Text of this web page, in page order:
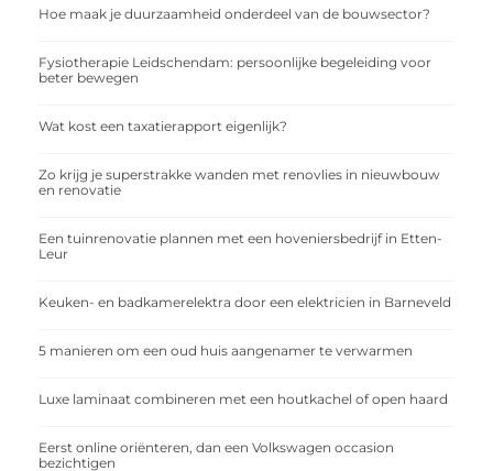
Hoe maak je duurzaamheid onderdeel van de bouwsector?
Fysiotherapie Leidschendam: persoonlijke begeleiding voor
beter bewegen
Wat kost een taxatierapport eigenlijk?
Zo krijg je superstrakke wanden met renovlies in nieuwbouw
en renovatie
Een tuinrenovatie plannen met een hoveniersbedrijf in Etten-
Leur
Keuken- en badkamerelektra door een elektricien in Barneveld
5 manieren om een oud huis aangenamer te verwarmen
Luxe laminaat combineren met een houtkachel of open haard
Eerst online oriënteren, dan een Volkswagen occasion
bezichtigen